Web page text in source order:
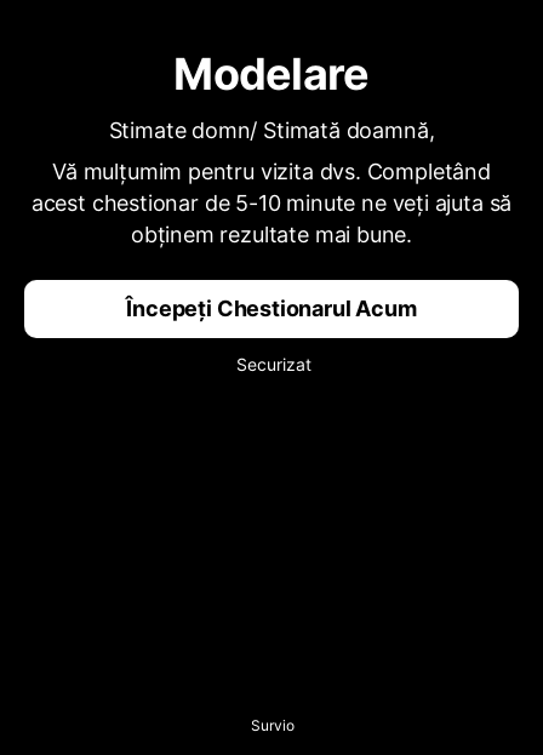
Modelare
Stimate domn/ Stimată doamnă,
Vă mulțumim pentru vizita dvs. Completând
acest chestionar de 5-10 minute ne veți ajuta să
obținem rezultate mai bune.
Începeți Chestionarul Acum
Securizat
Survio